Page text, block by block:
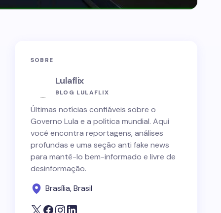
SOBRE
Lulaflix
BLOG LULAFLIX
Últimas notícias confiáveis sobre o
Governo Lula e a política mundial. Aqui
você encontra reportagens, análises
profundas e uma seção anti fake news
para mantê-lo bem-informado e livre de
desinformação.
Brasília, Brasil